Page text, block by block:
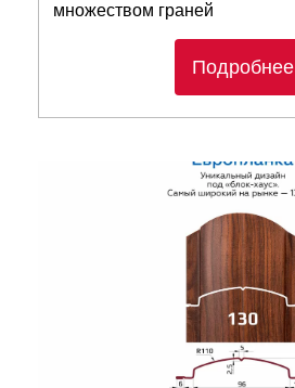
множеством граней
Подробнее